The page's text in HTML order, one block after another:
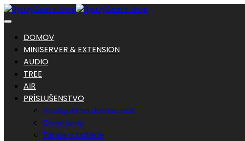
DOMOV
MINISERVER & EXTENSION
AUDIO
TREE
AIR
PRÍSLUŠENSTVO
Inteligentná domácnosť
Osvetlenie
Zdroje a batérie